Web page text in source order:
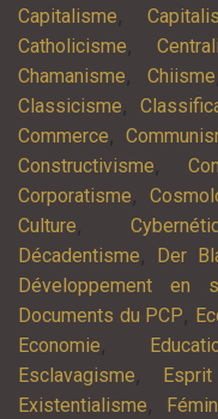
Capitalisme,
Catholicisme,
Chamanisme, Chiisme
Classicisme,
Commerce,
Constructivisme,
Corporatisme,
Culture,
Décadentisme, Der
Développement en
Documents du PCP,
Economie,
Esclavagisme,
Existentialisme,